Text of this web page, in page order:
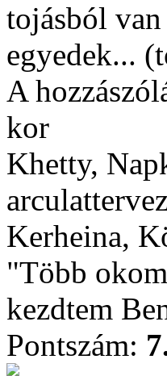
tojásból
egyedek...
A
kor
Khetty,
Kerheina,
"Több
kezdtem
Pontszám: